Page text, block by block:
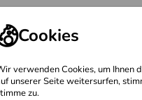
Cookies
verwenden Cookies, um Ihnen
unserer Seite weitersurfen,
zu.
Kosmetik